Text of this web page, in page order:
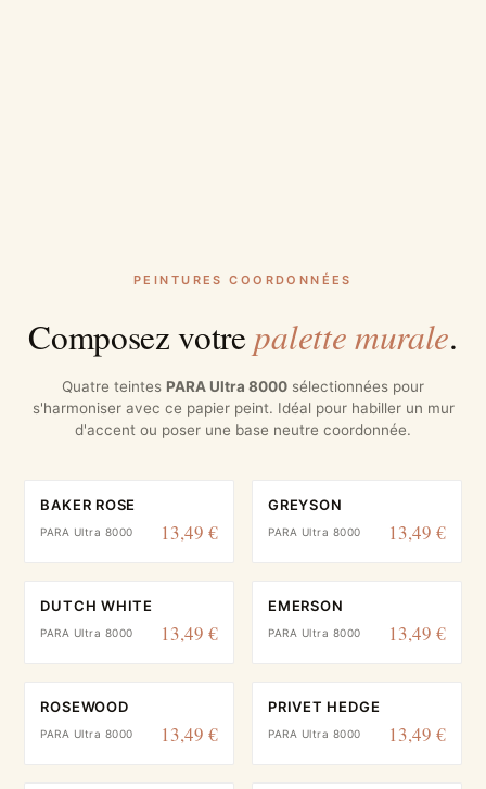
PEINTURES COORDONNÉES
Composez votrepalette murale.
Quatre teintes PARA Ultra 8000 sélectionnées pour
s'harmoniser avec ce papier peint. Idéal pour habiller un mur
d'accent ou poser une base neutre coordonnée.
BAKER ROSE
PARA Ultra 8000 13,49 €
GREYSON
PARA Ultra 8000 13,49 €
DUTCH WHITE
PARA Ultra 8000 13,49 €
EMERSON
PARA Ultra 8000 13,49 €
ROSEWOOD
PARA Ultra 8000 13,49 €
PRIVET HEDGE
PARA Ultra 8000 13,49 €